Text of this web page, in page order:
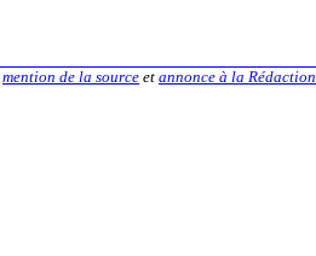
mention de la source et annonce à la Rédaction